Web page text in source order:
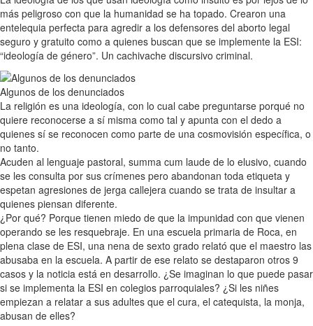
más peligroso con que la humanidad se ha topado. Crearon una
entelequia perfecta para agredir a los defensores del aborto legal
seguro y gratuito como a quienes buscan que se implemente la ESI:
“ideología de género”. Un cachivache discursivo criminal.
Algunos de los denunciados
La religión es una ideología, con lo cual cabe preguntarse porqué no
quiere reconocerse a sí misma como tal y apunta con el dedo a
quienes sí se reconocen como parte de una cosmovisión específica, o
no tanto.
Acuden al lenguaje pastoral, summa cum laude de lo elusivo, cuando
se les consulta por sus crímenes pero abandonan toda etiqueta y
espetan agresiones de jerga callejera cuando se trata de insultar a
quienes piensan diferente.
¿Por qué? Porque tienen miedo de que la impunidad con que vienen
operando se les resquebraje. En una escuela primaria de Roca, en
plena clase de ESI, una nena de sexto grado relató que el maestro las
abusaba en la escuela. A partir de ese relato se destaparon otros 9
casos y la noticia está en desarrollo. ¿Se imaginan lo que puede pasar
si se implementa la ESI en colegios parroquiales? ¿Si les niñes
empiezan a relatar a sus adultes que el cura, el catequista, la monja,
abusan de elles?